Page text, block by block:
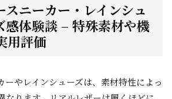
スニーカー・レインシュ
感体験談 – 特殊素材や機
用評価
ーやレインシューズは、素材特性によっ